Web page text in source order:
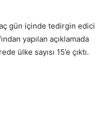
gün içinde tedirgin edici
yapılan açıklamada
ülke sayısı 15’e çıktı.